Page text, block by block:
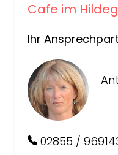
Cafe im
Ihr
02855 /